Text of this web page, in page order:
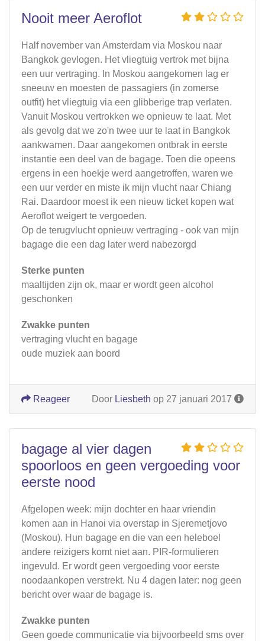
Nooit meer Aeroflot
Half november van Amsterdam via Moskou naar
Bangkok gevlogen. Het vliegtuig vertrok met bijna
een uur vertraging. In Moskou aangekomen lag er
sneeuw en moesten de passagiers (in zomerse
outfit) het vliegtuig via een glibberige trap verlaten.
Vanuit Moskou vertrokken we opnieuw te laat. Met
als gevolg dat we zo'n twee uur te laat in Bangkok
aankwamen. Daar aangekomen ontbrak in eerste
instantie een deel van de bagage. Toen die opeens
ergens in een hoekje werd aangetroffen, waren we
een uur verder en miste ik mijn vlucht naar Chiang
Rai. Daardoor moest ik een nieuw ticket kopen wat
Aeroflot weigert te vergoeden.
Op de terugvlucht opnieuw vertraging - ook van mijn
bagage die een dag later werd nabezorgd
Sterke punten
maaltijden zijn ok, maar er wordt geen alcohol
geschonken
Zwakke punten
vertraging vlucht en bagage
oude muziek aan boord
Door Liesbeth op 27 januari 2017
Reageer
bagage al vier dagen
spoorloos en geen vergoeding voor
eerste nood
Afgelopen week: mijn dochter en haar vriendin
komen aan in Hanoi via overstap in Sjeremetjovo
(Moskou). Hun bagage en die van een heleboel
andere reizigers komt niet aan. PIR-formulieren
ingevuld. Er wordt geen vergoeding voor eerste
noodaankopen verstrekt. Nu 4 dagen later: nog geen
bericht over waar de bagage is.
Zwakke punten
Geen goede communicatie via bijvoorbeeld sms over